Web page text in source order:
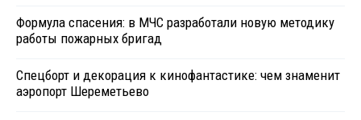
Формула спасения: в МЧС разработали новую методику
работы пожарных бригад
Спецборт и декорация к кинофантастике: чем знаменит
аэропорт Шереметьево